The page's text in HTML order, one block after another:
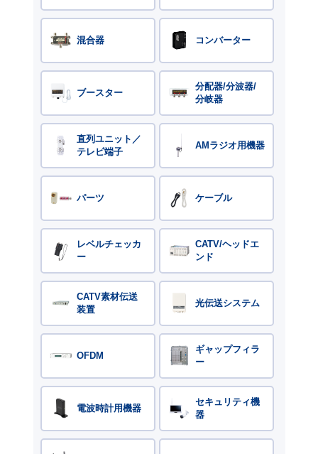
混合器 コンバーター
ブースター
分配器/分波器/
分岐器
直列ユニット／
テレビ端子
AMラジオ用機器
パーツ ケーブル
レベルチェッカ
ー
CATV/ヘッドエ
ンド
CATV素材伝送
装置
光伝送システム
OFDM
ギャップフィラ
ー
電波時計用機器
セキュリティ機
器